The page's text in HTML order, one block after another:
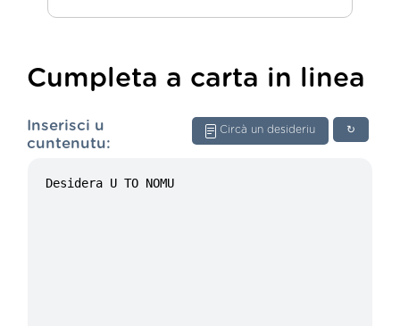
Cumpleta a carta in linea
↻
Circà un desideriu
Inserisci u
cuntenutu: